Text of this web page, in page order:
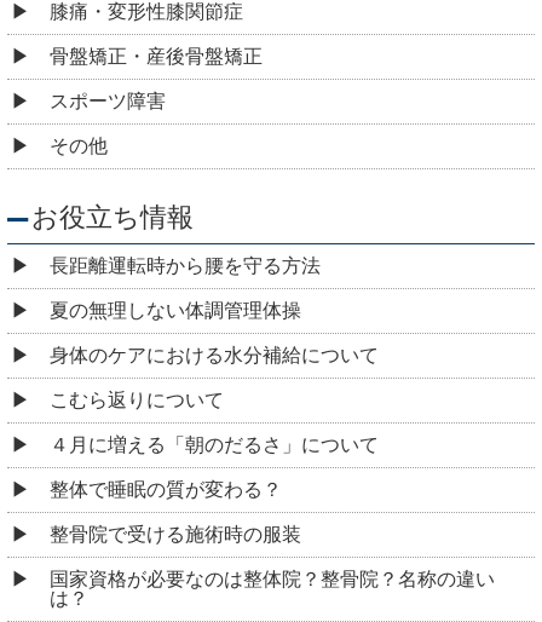
膝痛・変形性膝関節症
骨盤矯正・産後骨盤矯正
スポーツ障害
その他
お役立ち情報
長距離運転時から腰を守る方法
夏の無理しない体調管理体操
身体のケアにおける水分補給について
こむら返りについて
４月に増える「朝のだるさ」について
整体で睡眠の質が変わる？
整骨院で受ける施術時の服装
国家資格が必要なのは整体院？整骨院？名称の違い
は？